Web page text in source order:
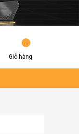
Giỏ hàng